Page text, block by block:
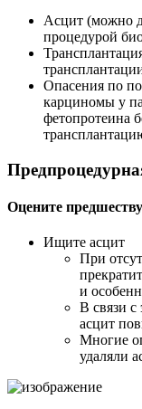
Асцит (можно
процедурой
Опасения по
карциномы у
фетопротеина
Оцените
Ищите асцит
При
и
В связи с
асцит
Многие
удаляли